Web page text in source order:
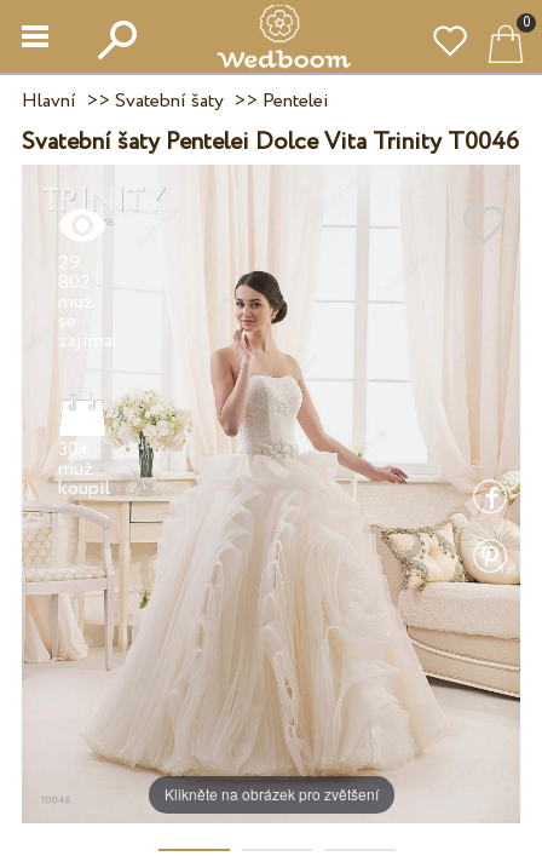
0
Hlavní >> Svatební šaty>> Pentelei
Svatební šaty Pentelei Dolce Vita Trinity T0046
Klikněte na obrázek pro zvětšení
29
802
muž
se
30+
muž
koupil